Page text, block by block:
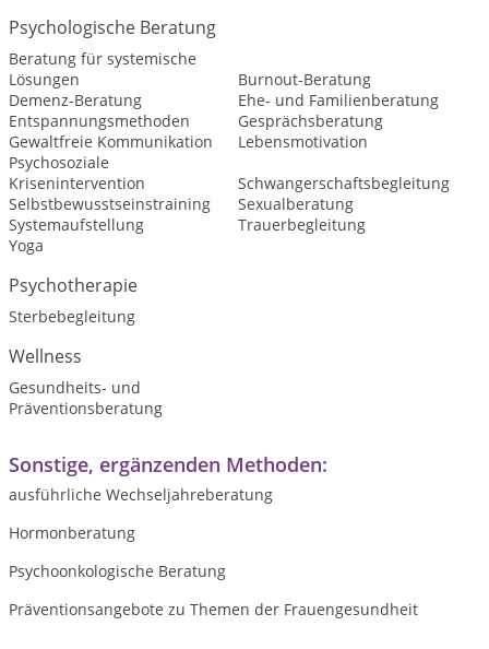
Psychologische Beratung
Beratung für systemische
Lösungen
Burnout-Beratung
Demenz-Beratung
Ehe- und Familienberatung
Entspannungsmethoden
Gesprächsberatung
Gewaltfreie Kommunikation
Lebensmotivation
Psychosoziale
Krisenintervention
Schwangerschaftsbegleitung
Selbstbewusstseinstraining
Sexualberatung
Systemaufstellung
Trauerbegleitung
Yoga
Psychotherapie
Sterbebegleitung
Wellness
Gesundheits- und
Präventionsberatung
Sonstige, ergänzenden Methoden:
ausführliche Wechseljahreberatung
Hormonberatung
Psychoonkologische Beratung
Präventionsangebote zu Themen der Frauengesundheit